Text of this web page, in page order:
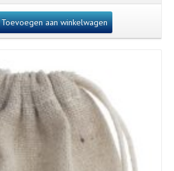
Toevoegen aan winkelwagen